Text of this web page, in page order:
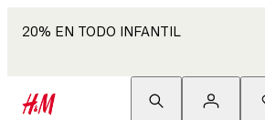
20% EN TODO INFANTIL